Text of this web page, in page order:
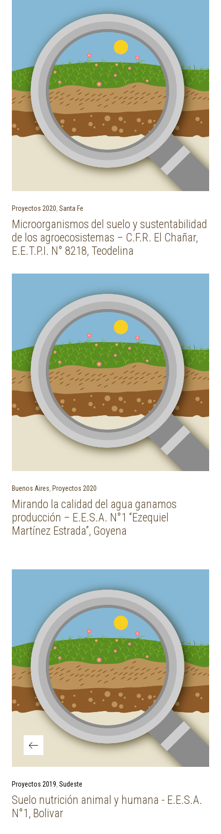
Proyectos 2020 Santa Fe
Microorganismos del suelo y sustentabilidad
de los agroecosistemas – C.F.R. El Chañar,
E.E.T.P.I. N° 8218, Teodelina
Buenos Aires Proyectos 2020
Mirando la calidad del agua ganamos
producción – E.E.S.A. N°1 “Ezequiel
Martínez Estrada”, Goyena
Previous Post
Proyectos 2019 Sudeste
Suelo nutrición animal y humana - E.E.S.A.
N°1, Bolivar